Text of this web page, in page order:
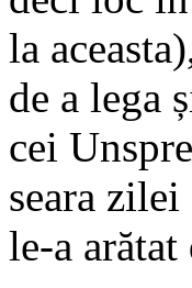
la
de a lega
cei
seara
le-a